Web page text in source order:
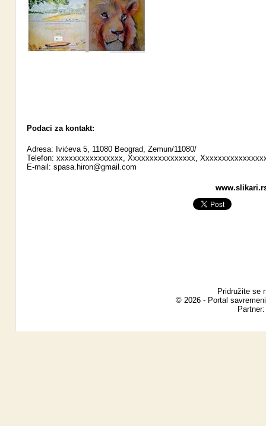
Podaci za kontakt:
Adresa: Ivićeva 5, 11080 Beograd, Zemun/11080/
Telefon: xxxxxxxxxxxxxxxx, Xxxxxxxxxxxxxxxx,
E-mail: spasa.hiron@gmail.com
Pridružite se
© 2026 - Portal